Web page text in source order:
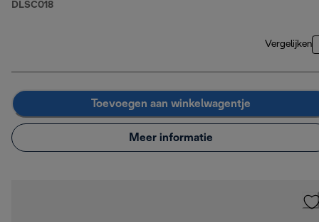
DLSC018
Vergelijken
Toevoegen aan winkelwagentje
Meer informatie